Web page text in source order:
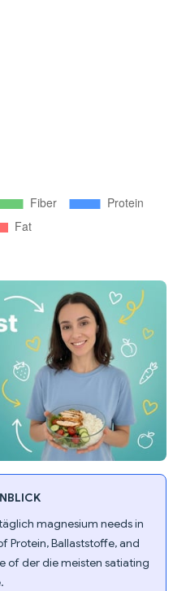
magnesium needs in
Protein, Ballaststoffe, and
of der die meisten satiating